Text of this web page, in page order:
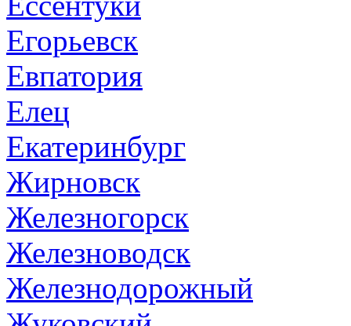
Егорьевск
Евпатория
Елец
Екатеринбург
Жирновск
Железногорск
Железноводск
Железнодорожный